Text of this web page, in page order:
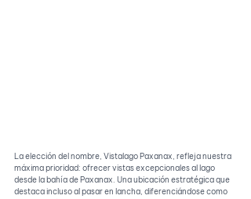
La elección del nombre, Vistalago Paxanax, refleja nuestra
máxima prioridad: ofrecer vistas excepcionales al lago
desde la bahía de Paxanax. Una ubicación estratégica que
destaca incluso al pasar en lancha, diferenciándose como